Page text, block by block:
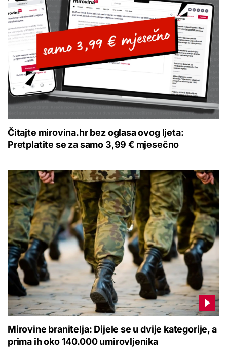
Čitajte mirovina.hr bez oglasa ovog ljeta:
Pretplatite se za samo 3,99 € mjesečno
Mirovine branitelja: Dijele se u dvije kategorije, a
prima ih oko 140.000 umirovljenika